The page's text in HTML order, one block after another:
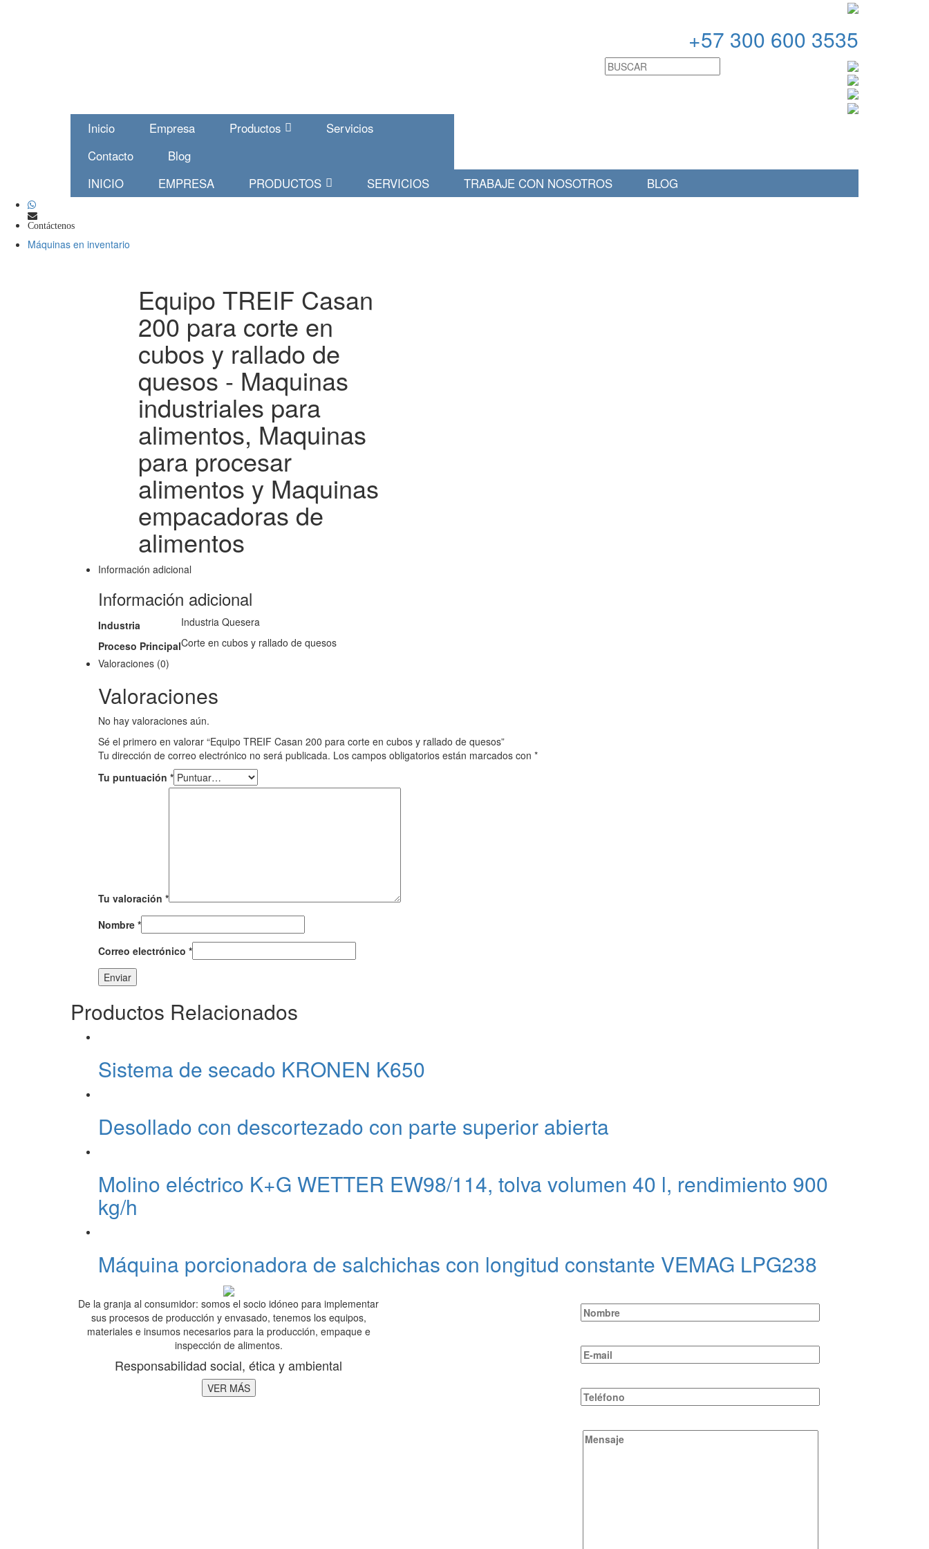
+57 300 600 3535
Inicio Empresa Productos
Servicios
Contacto
Blog
INICIO
EMPRESA PRODUCTOS SERVICIOS TRABAJE CON NOSOTROS BLOG
Contáctenos
Máquinas en inventario
Equipo TREIF Casan
200 para corte en
cubos y rallado de
quesos - Maquinas
industriales para
alimentos, Maquinas
para procesar
alimentos y Maquinas
empacadoras de
alimentos
Información adicional
Información adicional
Industria
Industria Quesera
Proceso PrincipalCorte en cubos y rallado de quesos
Valoraciones (0)
Valoraciones
No hay valoraciones aún.
Sé el primero en valorar “Equipo TREIF Casan 200 para corte en cubos y rallado de quesos”
Tu dirección de correo electrónico no será publicada. Los campos obligatorios están marcados con *
Tu puntuación *
Tu valoración *
Nombre *
Correo electrónico *
Productos Relacionados
Sistema de secado KRONEN K650
Desollado con descortezado con parte superior abierta
Molino eléctrico K+G WETTER EW98/114, tolva volumen 40 l, rendimiento 900
kg/h
Máquina porcionadora de salchichas con longitud constante VEMAG LPG238
De la granja al consumidor: somos el socio idóneo para implementar
sus procesos de producción y envasado, tenemos los equipos,
materiales e insumos necesarios para la producción, empaque e
inspección de alimentos.
Responsabilidad social, ética y ambiental
VER MÁS